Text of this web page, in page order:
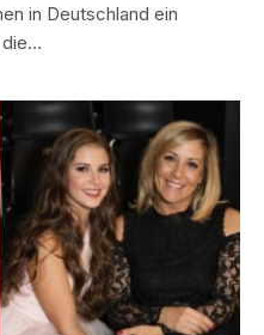
in Deutschland ein
die…